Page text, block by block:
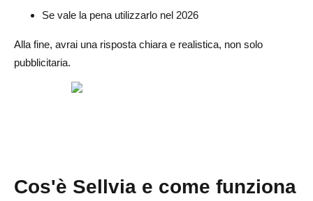
Sellvia ne vale la pena nel 2026
Ne vale la pena se vuoi
Sellvia funziona davvero?
Se vale la pena utilizzarlo nel 2026
Alla fine, avrai una risposta chiara e realistica, non solo
pubblicitaria.
Cos'è Sellvia e come funziona